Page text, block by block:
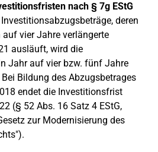
nach § 7g EStG
deren
vier Jahre verlängerte
ausläuft, wird die
Jahr auf vier bzw. fünf Jahre
Bildung des Abzugsbetrages
endet die Investitionsfrist
(§ 52 Abs. 16 Satz 4 EStG,
zur Modernisierung des